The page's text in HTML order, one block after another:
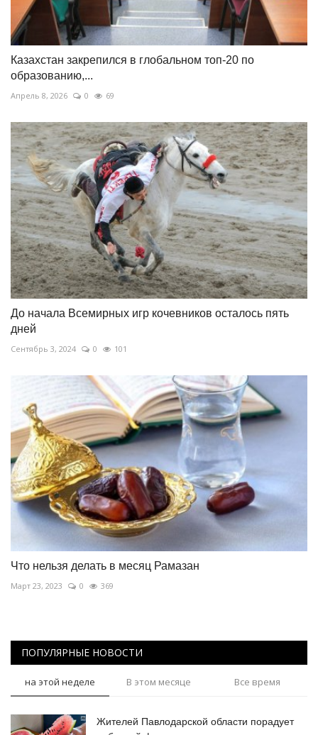
Казахстан закрепился в глобальном топ-20 по
образованию,...
Апрель 8, 2026 0 69
До начала Всемирных игр кочевников осталось пять
дней
Сентябрь 3, 2024 0 101
Что нельзя делать в месяц Рамазан
Март 23, 2023 0 369
ПОПУЛЯРНЫЕ НОВОСТИ
на этой неделе В этом месяце Все время
Жителей Павлодарской области порадует